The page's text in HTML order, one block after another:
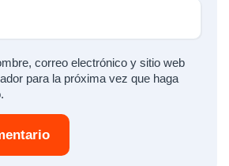
correo electrónico y sitio web
para la próxima vez que haga